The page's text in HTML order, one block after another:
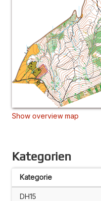
Show overview map
Kategorien
Kategorie
DH15